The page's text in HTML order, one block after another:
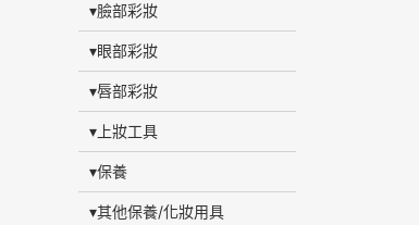
▾臉部彩妝
▾眼部彩妝
▾唇部彩妝
▾上妝工具
▾保養
▾其他保養/化妝用具